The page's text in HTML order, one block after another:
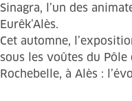
Sinagra, l’un des
Eurêk’Alès.
Cet automne,
sous les voûtes du
Rochebelle, à Alès :